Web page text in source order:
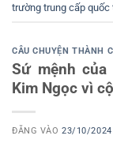
trường trung cấp quốc
CÂU CHUYỆN THÀNH
Sứ mệnh của
Kim Ngọc vì
ĐĂNG VÀO23/10/2024